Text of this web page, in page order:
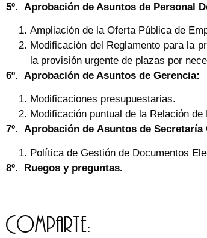
5º. Aprobación de Asuntos de Personal
Ampliación de la Oferta Pública de
Modificación del Reglamento para la
la provisión urgente de plazas por
6º. Aprobación de Asuntos de Gerencia:
Modificaciones presupuestarias.
Modificación puntual de la Relación
7º. Aprobación de Asuntos de Secretaría
Política de Gestión de Documentos
8º. Ruegos y preguntas.
Comparte: